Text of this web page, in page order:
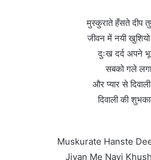
मुस्कुराते हँसते दीप
जीवन में नयी खुशियो
दुःख दर्द अपने
सबको गले
और प्यार से
दिवाली की
Muskurate Hanste
Jivan Me Nayi